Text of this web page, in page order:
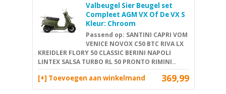
Valbeugel Sier Beugel set
Compleet AGM VX Of De VX S
Kleur: Chroom
Passend op: SANTINI CAPRI VOM
VENICE NOVOX C50 BTC RIVA LX
KREIDLER FLORY 50 CLASSIC BERINI NAPOLI
LINTEX SALSA TURBO RL 50 PRONTO RIMINI..
369,99
[+] Toevoegen aan winkelmand